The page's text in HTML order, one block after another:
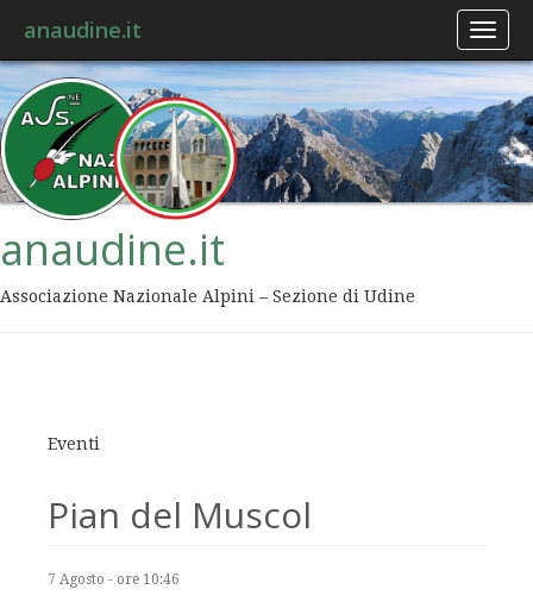
anaudine.it
anaudine.it
Associazione Nazionale Alpini – Sezione di Udine
Eventi
Pian del Muscol
7 Agosto - ore 10:46